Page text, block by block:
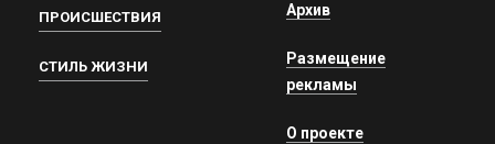
ПРОИСШЕСТВИЯ
СТИЛЬ ЖИЗНИ
Архив
Размещение
рекламы
О проекте